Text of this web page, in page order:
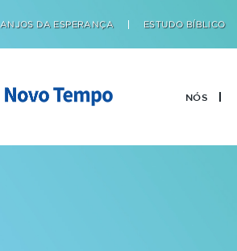
NÓS
ANJOS DA ESPERANÇA ESTUDO BÍBLICO